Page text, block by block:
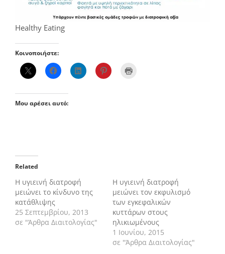
Healthy Eating
Κοινοποιήστε:
Μου αρέσει αυτό:
Related
Η υγιεινή διατροφή
μειώνει το κίνδυνο της
κατάθλιψης
25 Σεπτεμβρίου, 2013
σε "Άρθρα Διαιτολογίας"
Η υγιεινή διατροφή
μειώνει τον εκφυλισμό
των εγκεφαλικών
κυττάρων στους
ηλικιωμένους
1 Ιουνίου, 2015
σε "Άρθρα Διαιτολογίας"